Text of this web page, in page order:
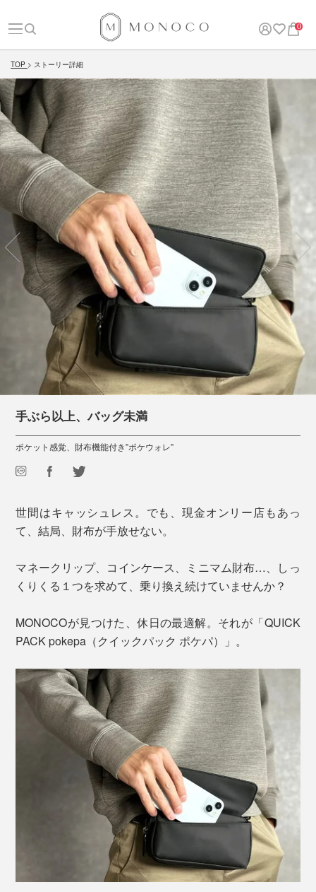
0
TOP ストーリー詳細
手ぶら以上、バッグ未満
ポケット感覚、財布機能付き”ポケウォレ”
世間はキャッシュレス。でも、現金オンリー店もあっ
て、結局、財布が手放せない。
マネークリップ、コインケース、ミニマム財布…、しっ
くりくる１つを求めて、乗り換え続けていませんか？
MONOCOが見つけた、休日の最適解。それが「QUICK
PACK pokepa（クイックパック ポケパ）」。